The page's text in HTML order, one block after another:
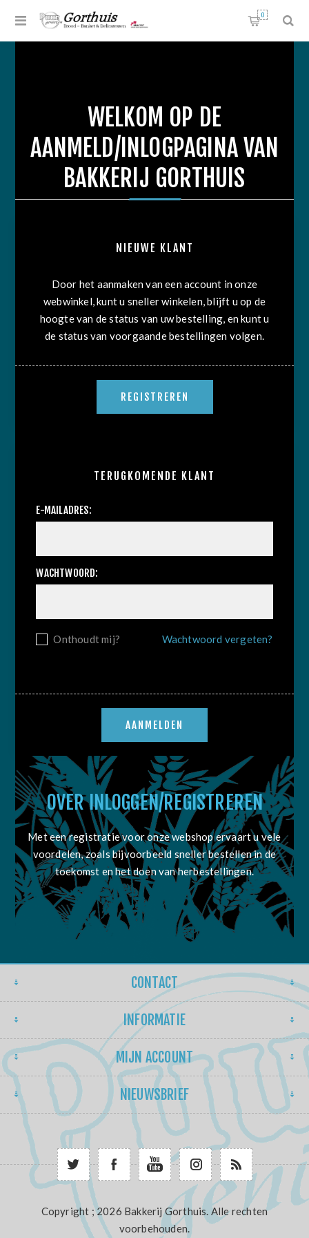
0
WELKOM OP DE
AANMELD/INLOGPAGINA VAN
BAKKERIJ GORTHUIS
NIEUWE KLANT
Door het aanmaken van een account in onze
webwinkel, kunt u sneller winkelen, blijft u op de
hoogte van de status van uw bestelling, en kunt u
de status van voorgaande bestellingen volgen.
TERUGKOMENDE KLANT
E-MAILADRES:
WACHTWOORD:
Onthoudt mij? Wachtwoord vergeten?
OVER INLOGGEN/REGISTREREN
Met een registratie voor onze webshop ervaart u vele
voordelen, zoals bijvoorbeeld sneller bestellen in de
toekomst en het doen van herbestellingen.
CONTACT
INFORMATIE
MIJN ACCOUNT
NIEUWSBRIEF
Copyright ; 2026 Bakkerij Gorthuis. Alle rechten
voorbehouden.